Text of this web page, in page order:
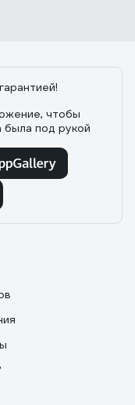
чтобы
была под рукой